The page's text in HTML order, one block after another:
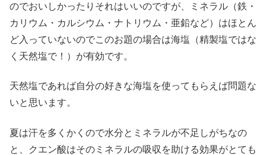
のでおいしかったりそれはいいのですが、ミネラル（鉄・
カリウム・カルシウム・ナトリウム・亜鉛など）はほとん
ど入っていないのでこのお題の場合は海塩（精製塩ではな
く天然塩で！）が有効です。
天然塩であれば自分の好きな海塩を使ってもらえば問題な
いと思います。
夏は汗を多くかくので水分とミネラルが不足しがちなの
と、クエン酸はそのミネラルの吸収を助ける効果がとても